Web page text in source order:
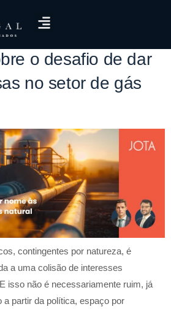
o desafio de dar
no setor de gás
contingentes por natureza, é
a uma colisão de interesses
isso não é necessariamente ruim, já
a partir da política, espaço por